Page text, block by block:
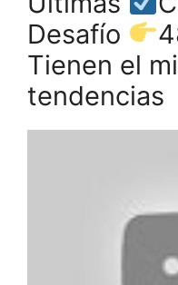
Desafío
Tienen el
tendencias